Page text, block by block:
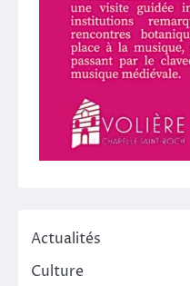
Actualités
Culture